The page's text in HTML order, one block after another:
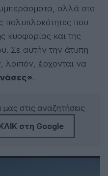
αλλά στο
πολυπλοκότητες που
κυοφορίας και της
Σε αυτήν την άτυπη
λοιπόν, έρχονται να
.
στις αναζητήσεις
στη Google